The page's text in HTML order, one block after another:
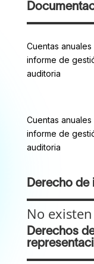
Cuentas anuales
informe de
auditoria
Cuentas anuales
informe de
auditoria
Derecho
No
Derechos